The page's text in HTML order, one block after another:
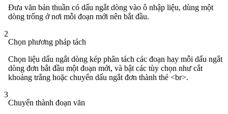
Đưa văn bản thuần có dấu ngắt dòng vào ô nhập liệu, dùng một
dòng trống ở nơi mỗi đoạn mới nên bắt đầu.
2
Chọn phương pháp tách
Chọn liệu dấu ngắt dòng kép phân tách các đoạn hay mỗi dấu ngắt
dòng đơn bắt đầu một đoạn mới, và bật các tùy chọn như cắt
khoảng trắng hoặc chuyển dấu ngắt đơn thành thẻ <br>.
3
Chuyển thành đoạn văn